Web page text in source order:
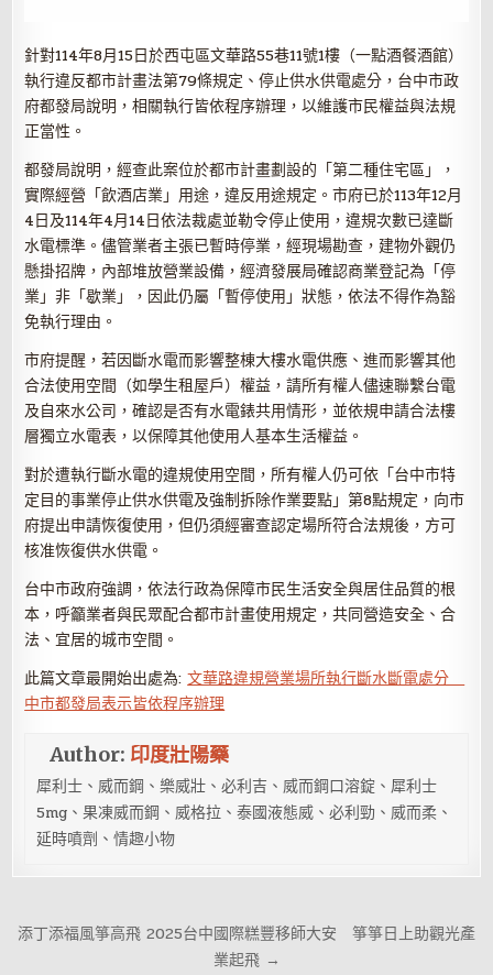
針對114年8月15日於西屯區文華路55巷11號1樓（一點酒餐酒館）
執行違反都市計畫法第79條規定、停止供水供電處分，台中市政
府都發局說明，相關執行皆依程序辦理，以維護市民權益與法規
正當性。
都發局說明，經查此案位於都市計畫劃設的「第二種住宅區」，
實際經營「飲酒店業」用途，違反用途規定。市府已於113年12月
4日及114年4月14日依法裁處並勒令停止使用，違規次數已達斷
水電標準。儘管業者主張已暫時停業，經現場勘查，建物外觀仍
懸掛招牌，內部堆放營業設備，經濟發展局確認商業登記為「停
業」非「歇業」，因此仍屬「暫停使用」狀態，依法不得作為豁
免執行理由。
市府提醒，若因斷水電而影響整棟大樓水電供應、進而影響其他
合法使用空間（如學生租屋戶）權益，請所有權人儘速聯繫台電
及自來水公司，確認是否有水電錶共用情形，並依規申請合法樓
層獨立水電表，以保障其他使用人基本生活權益。
對於遭執行斷水電的違規使用空間，所有權人仍可依「台中市特
定目的事業停止供水供電及強制拆除作業要點」第8點規定，向市
府提出申請恢復使用，但仍須經審查認定場所符合法規後，方可
核准恢復供水供電。
台中市政府強調，依法行政為保障市民生活安全與居住品質的根
本，呼籲業者與民眾配合都市計畫使用規定，共同營造安全、合
法、宜居的城市空間。
此篇文章最開始出處為:文華路違規營業場所執行斷水斷電處分
中市都發局表示皆依程序辦理
Author: 印度壯陽藥
犀利士、威而鋼、樂威壯、必利吉、威而鋼口溶錠、犀利士
5mg、果凍威而鋼、威格拉、泰國液態威、必利勁、威而柔、
延時噴劑、情趣小物
文
添丁添福風箏高飛 2025台中國際糕豐移師大安 箏箏日上助觀光產
業起飛 →